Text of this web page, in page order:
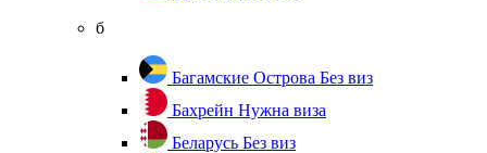
б
Багамские Острова Без виз
Бахрейн Нужна виза
Беларусь Без виз